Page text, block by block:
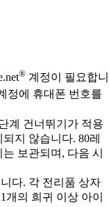
® 계정이 필요합니
정에 휴대폰 번호를
계 건너뛰기가 적용
지 않습니다. 80레
보관되며, 다음 시
다. 각 전리품 상자
의 희귀 이상 아이